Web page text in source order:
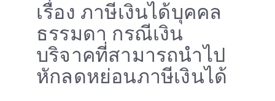
เรื่อง ภาษีเงินได้บุคคล
ธรรมดา กรณีเงิน
บริจาคที่สามารถนำไป
หักลดหย่อนภาษีเงินได้